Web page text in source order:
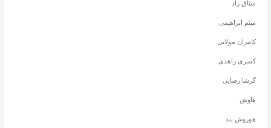
میثاق راد
میثم ابراهیمی
کامران مولایی
کسری زاهدی
گرشا رضایی
هاوش
هوروش بند